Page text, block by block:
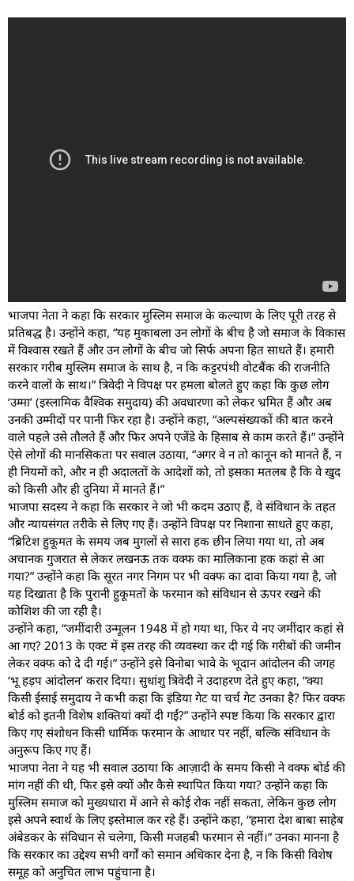
भाजपा नेता ने कहा कि सरकार मुस्लिम समाज के कल्याण के लिए पूरी तरह से
प्रतिबद्ध है। उन्होंने कहा, “यह मुकाबला उन लोगों के बीच है जो समाज के विकास
में विश्वास रखते हैं और उन लोगों के बीच जो सिर्फ अपना हित साधते हैं। हमारी
सरकार गरीब मुस्लिम समाज के साथ है, न कि कट्टरपंथी वोटबैंक की राजनीति
करने वालों के साथ।” त्रिवेदी ने विपक्ष पर हमला बोलते हुए कहा कि कुछ लोग
‘उम्मा’ (इस्लामिक वैश्विक समुदाय) की अवधारणा को लेकर भ्रमित हैं और अब
उनकी उम्मीदों पर पानी फिर रहा है। उन्होंने कहा, “अल्पसंख्यकों की बात करने
वाले पहले उसे तौलते हैं और फिर अपने एजेंडे के हिसाब से काम करते हैं।” उन्होंने
ऐसे लोगों की मानसिकता पर सवाल उठाया, “अगर वे न तो कानून को मानते हैं, न
ही नियमों को, और न ही अदालतों के आदेशों को, तो इसका मतलब है कि वे खुद
को किसी और ही दुनिया में मानते हैं।”
भाजपा सदस्य ने कहा कि सरकार ने जो भी कदम उठाए हैं, वे संविधान के तहत
और न्यायसंगत तरीके से लिए गए हैं। उन्होंने विपक्ष पर निशाना साधते हुए कहा,
“ब्रिटिश हुकूमत के समय जब मुगलों से सारा हक छीन लिया गया था, तो अब
अचानक गुजरात से लेकर लखनऊ तक वक्फ का मालिकाना हक कहां से आ
गया?” उन्होंने कहा कि सूरत नगर निगम पर भी वक्फ का दावा किया गया है, जो
यह दिखाता है कि पुरानी हुकूमतों के फरमान को संविधान से ऊपर रखने की
कोशिश की जा रही है।
उन्होंने कहा, “जमींदारी उन्मूलन 1948 में हो गया था, फिर ये नए जमींदार कहां से
आ गए? 2013 के एक्ट में इस तरह की व्यवस्था कर दी गई कि गरीबों की जमीन
लेकर वक्फ को दे दी गई।” उन्होंने इसे विनोबा भावे के भूदान आंदोलन की जगह
‘भू हड़प आंदोलन’ करार दिया। सुधांशु त्रिवेदी ने उदाहरण देते हुए कहा, “क्या
किसी ईसाई समुदाय ने कभी कहा कि इंडिया गेट या चर्च गेट उनका है? फिर वक्फ
बोर्ड को इतनी विशेष शक्तियां क्यों दी गईं?” उन्होंने स्पष्ट किया कि सरकार द्वारा
किए गए संशोधन किसी धार्मिक फरमान के आधार पर नहीं, बल्कि संविधान के
अनुरूप किए गए हैं।
भाजपा नेता ने यह भी सवाल उठाया कि आज़ादी के समय किसी ने वक्फ बोर्ड की
मांग नहीं की थी, फिर इसे क्यों और कैसे स्थापित किया गया? उन्होंने कहा कि
मुस्लिम समाज को मुख्यधारा में आने से कोई रोक नहीं सकता, लेकिन कुछ लोग
इसे अपने स्वार्थ के लिए इस्तेमाल कर रहे हैं। उन्होंने कहा, “हमारा देश बाबा साहेब
अंबेडकर के संविधान से चलेगा, किसी मजहबी फरमान से नहीं।” उनका मानना है
कि सरकार का उद्देश्य सभी वर्गों को समान अधिकार देना है, न कि किसी विशेष
समूह को अनुचित लाभ पहुंचाना है।